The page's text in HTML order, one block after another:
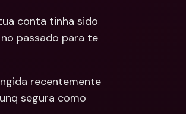
conta tinha sido
passado para te
recentemente
segura como